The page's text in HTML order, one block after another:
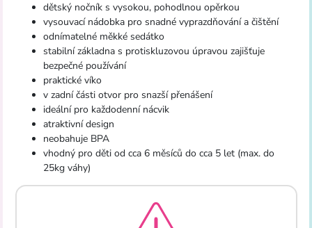
dětský nočník s vysokou, pohodlnou opěrkou
vysouvací nádobka pro snadné vyprazdňování a čištění
odnímatelné měkké sedátko
stabilní základna s protiskluzovou úpravou zajišťuje
bezpečné používání
praktické víko
v zadní části otvor pro snazší přenášení
ideální pro každodenní nácvik
atraktivní design
neobahuje BPA
vhodný pro děti od cca 6 měsíců do cca 5 let (max. do
25kg váhy)